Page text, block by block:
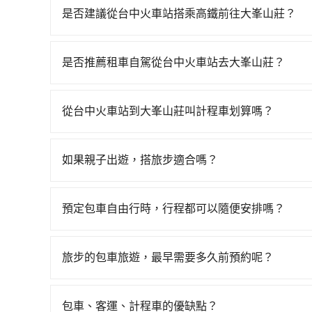
是否建議從台中火車站搭乘高鐵前往大峯山莊？
班次高鐵可搭乘。假設從台中火車站 (台中市東區
142分鐘、車費2,600元後，抵達大峯山莊 (嘉義
鐘。選擇搭乘高鐵而不預約包車，不僅每人至少
是否推薦租車自駕從台中火車站去大峯山莊？
天就要來回，那在台中路邊可隨租隨借的iRent應
估進去，但額外的汽車保險與可能的罰單都需自
理，每一次租車都好像在開樂透一樣。另外，偶
遇到下雨天或者載行李時，就顯得非常不便。
從台中火車站到大峯山莊叫計程車划算嗎？
到車，也可考慮打電話至台中火車站附近的計程
市有些計程車司機不按錶計費，約有27%會採現
如果親子出遊，搭旅步適合嗎？
出遊時安全更有保障。
預定包車自由行時，行程都可以隨便安排嗎？
的需求安排的。
旅步的包車旅遊，最早需要多久前預約呢？
不妨趁早訂購，享受更划算的價格。
包車、客運、計程車的優缺點？